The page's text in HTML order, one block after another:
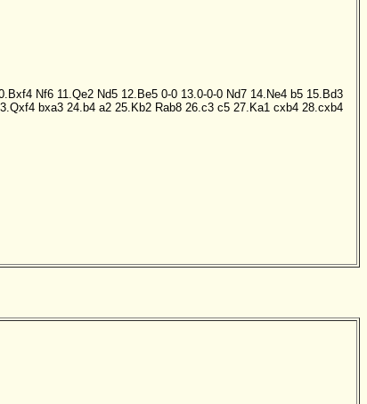
Nf6 11.Qe2 Nd5 12.Be5 0-0 13.0-0-0 Nd7 14.Ne4 b5 15.Bd3
bxa3 24.b4 a2 25.Kb2 Rab8 26.c3 c5 27.Ka1 cxb4 28.cxb4